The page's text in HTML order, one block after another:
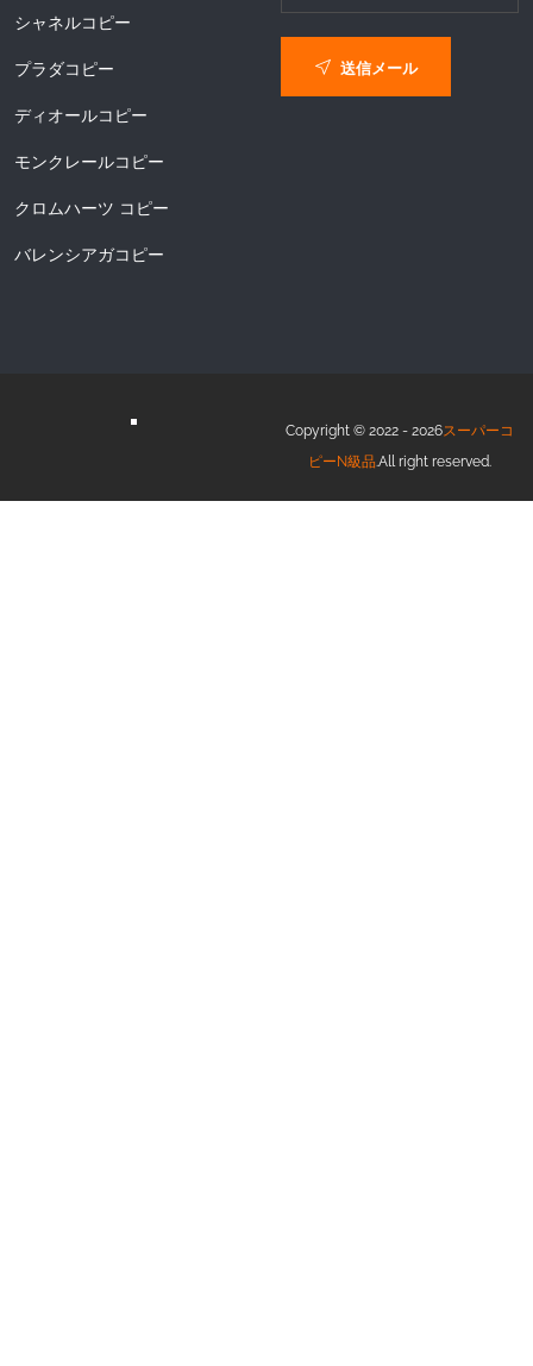
シャネルコピー
プラダコピー
ディオールコピー
モンクレールコピー
クロムハーツ コピー
バレンシアガコピー
送信メール
Copyright © 2022 - 2026スーパーコ
ピーN級品.All right reserved.